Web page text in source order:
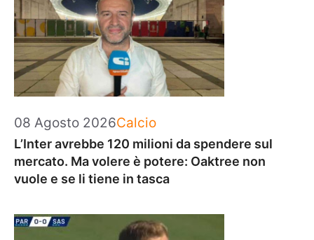
08 Agosto 2026Categorie
Calcio
L’Inter avrebbe 120 milioni da spendere sul
mercato. Ma volere è potere: Oaktree non
vuole e se li tiene in tasca